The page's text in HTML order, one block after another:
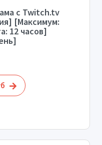
с Twitch.tv
[Максимум:
12 часов]